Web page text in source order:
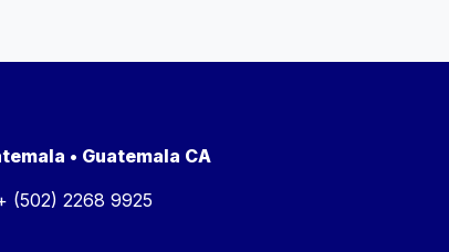
• Guatemala CA
(502) 2268 9925